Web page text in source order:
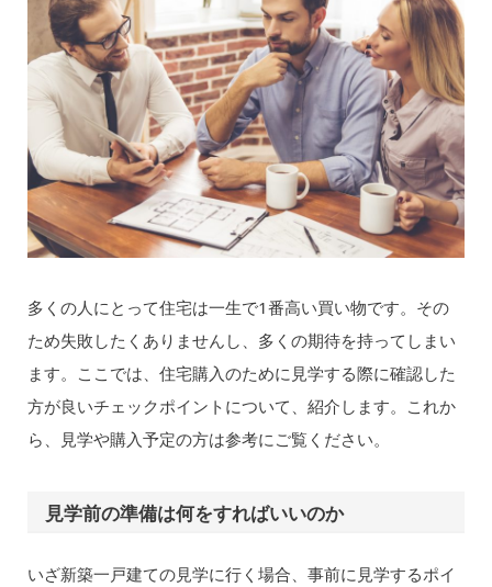
多くの人にとって住宅は一生で1番高い買い物です。その
ため失敗したくありませんし、多くの期待を持ってしまい
ます。ここでは、住宅購入のために見学する際に確認した
方が良いチェックポイントについて、紹介します。これか
ら、見学や購入予定の方は参考にご覧ください。
見学前の準備は何をすればいいのか
いざ新築一戸建ての見学に行く場合、事前に見学するポイ